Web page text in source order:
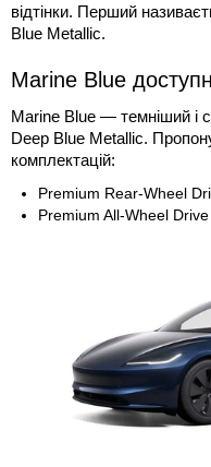
відтінки. Перший
Blue Metallic.
Marine Blue
Marine Blue — темніший і
Deep Blue Metallic.
комплектацій:
Premium Rear-Wheel
Premium All-Wheel Drive